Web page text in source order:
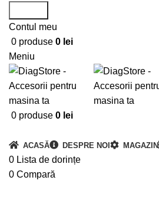
Contul meu
0 produse 0 lei
Meniu
0 produse 0 lei
ACASĂ DESPRE NOI MAGAZIN
0 Lista de dorințe
0 Compară